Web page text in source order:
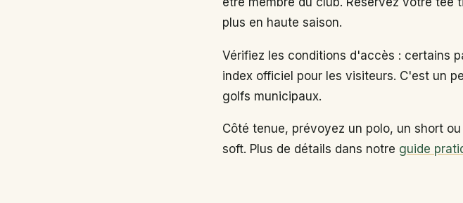
plus en haute saison.
Vérifiez les conditions d'accès : certains
index officiel pour les visiteurs. C'est un
golfs municipaux.
Côté tenue, prévoyez un polo, un short
soft. Plus de détails dans notre guide